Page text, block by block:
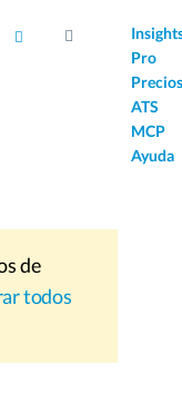
Pro
Precios
ATS
MCP
Ayuda
de
todos